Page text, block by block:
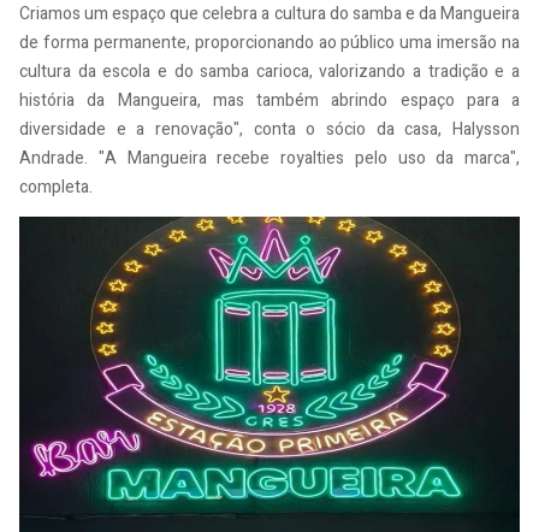
Criamos um espaço que celebra a cultura do samba e da Mangueira
de forma permanente, proporcionando ao público uma imersão na
cultura da escola e do samba carioca, valorizando a tradição e a
história da Mangueira, mas também abrindo espaço para a
diversidade e a renovação", conta o sócio da casa, Halysson
Andrade. "A Mangueira recebe royalties pelo uso da marca",
completa.